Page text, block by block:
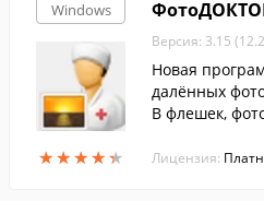
Windows
★★★★★
★★★★★
Версия: 3.15
Новая
далённых
B флешек,
охранить
ерживается
Лицензия: